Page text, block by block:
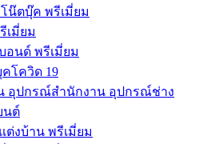
โน๊ตบุ๊ค พรีเมี่ยม
เมี่ยม
อนด์ พรีเมี่ยม
โควิด 19
อุปกรณ์สำนักงาน อุปกรณ์ช่าง
นต์
ต่งบ้าน พรีเมี่ยม